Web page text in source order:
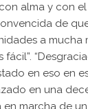
alma y con el
de
a mucha
en eso en
en una
en marcha de